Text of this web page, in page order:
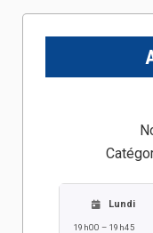
Lundi
19h00 – 19h45